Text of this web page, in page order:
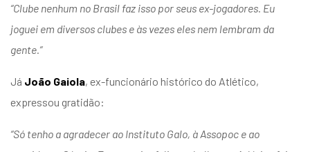
“Clube nenhum no Brasil faz isso por seus ex-jogadores. Eu
joguei em diversos clubes e às vezes eles nem lembram da
gente.”
Já João Gaiola, ex-funcionário histórico do Atlético,
expressou gratidão:
“Só tenho a agradecer ao Instituto Galo, à Assopoc e ao